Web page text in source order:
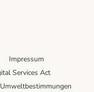
Impressum
Services Act